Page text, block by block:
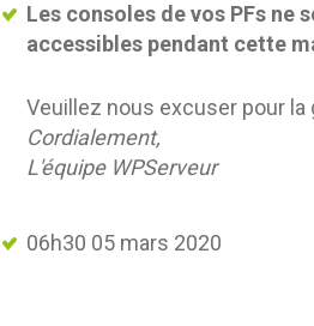
Les consoles de vos PFs ne
accessibles pendant cette
Veuillez nous excuser pour la
Cordialement,
L'équipe WPServeur
06h30 05 mars 2020